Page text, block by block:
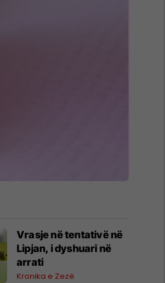
Vrasje në tentativë në
Lipjan, i dyshuari në
arrati
Kronika e Zezë